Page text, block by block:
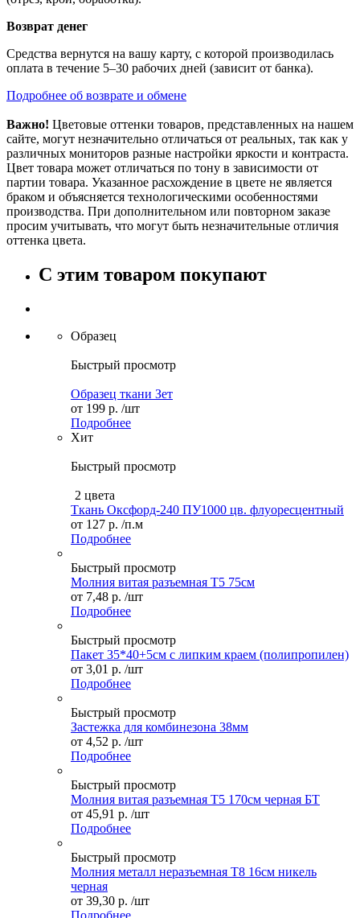
Возврат денег
Средства вернутся на вашу карту, с которой производилась
оплата в течение 5–30 рабочих дней (зависит от банка).
Подробнее об возврате и обмене
Важно! Цветовые оттенки товаров, представленных на нашем
сайте, могут незначительно отличаться от реальных, так как у
различных мониторов разные настройки яркости и контраста.
Цвет товара может отличаться по тону в зависимости от
партии товара. Указанное расхождение в цвете не является
браком и объясняется технологическими особенностями
производства. При дополнительном или повторном заказе
просим учитывать, что могут быть незначительные отличия
оттенка цвета.
С этим товаром покупают
Образец
Быстрый просмотр
Образец ткани Зет
от 199 р. /шт
Подробнее
Хит
Быстрый просмотр
2 цвета
Ткань Оксфорд-240 ПУ1000 цв. флуоресцентный
от 127 р. /п.м
Подробнее
Быстрый просмотр
Молния витая разъемная Т5 75см
от 7,48 р. /шт
Подробнее
Быстрый просмотр
Пакет 35*40+5см с липким краем (полипропилен)
от 3,01 р. /шт
Подробнее
Быстрый просмотр
Застежка для комбинезона 38мм
от 4,52 р. /шт
Подробнее
Быстрый просмотр
Молния витая разъемная Т5 170см черная БТ
от 45,91 р. /шт
Подробнее
Быстрый просмотр
Молния металл неразъемная Т8 16см никель
черная
от 39,30 р. /шт
Подробнее